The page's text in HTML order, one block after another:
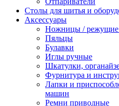
Столы для шитья и
Аксессуары
Ножницы / режущие
Пяльцы
Булавки
Иглы ручные
Шкатулки,
Фурнитура и
Лапки и
машин
Ремни приводные